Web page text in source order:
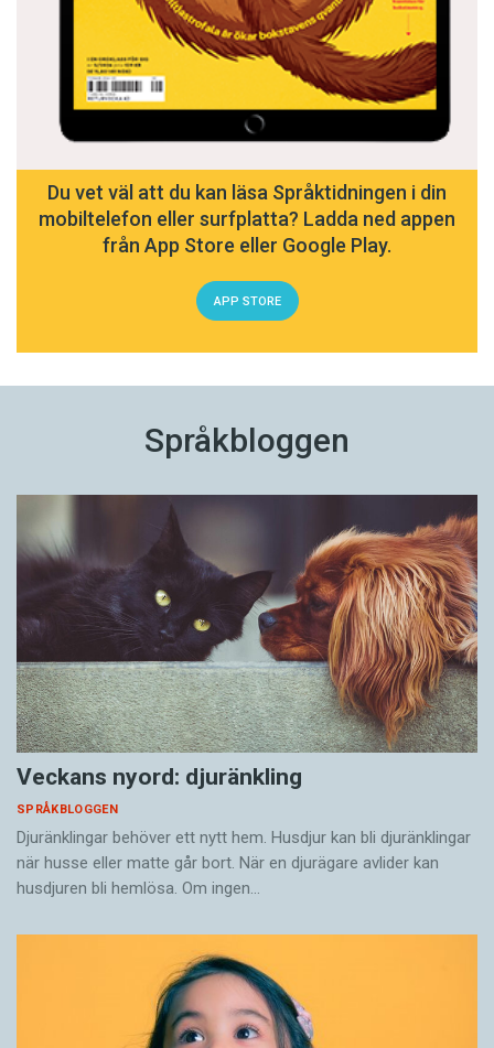
Du vet väl att du kan läsa Språktidningen i din
mobiltelefon eller surfplatta? Ladda ned appen
från App Store eller Google Play.
APP STORE
Språkbloggen
Veckans nyord: djuränkling
SPRÅKBLOGGEN
Djuränklingar behöver ett nytt hem. Husdjur kan bli djuränklingar
när husse eller matte går bort. När en djurägare avlider kan
husdjuren bli hemlösa. Om ingen…